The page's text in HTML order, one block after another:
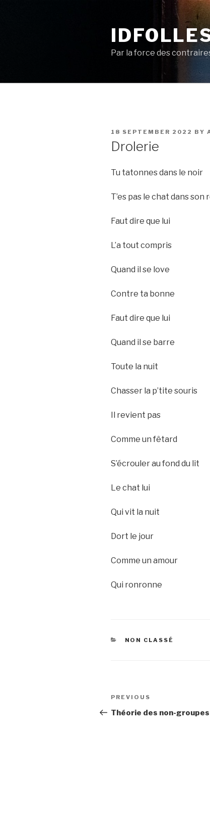
Par la force des
POSTED
18 SEPTEMBER 2022 BY
Drolerie
Tu tatonnes dans le noir
T’es pas le chat dans son
Faut dire que lui
L’a tout compris
Quand il se love
Contre ta bonne
Faut dire que lui
Quand il se barre
Toute la nuit
Chasser la p’tite souris
Il revient pas
Comme un fêtard
S’écrouler au fond du lit
Le chat lui
Qui vit la nuit
Dort le jour
Comme un amour
Qui ronronne
CATEGORIES
NON CLASSÉ
Post
navigation
Previous
Post
PREVIOUS
Théorie des non-groupes